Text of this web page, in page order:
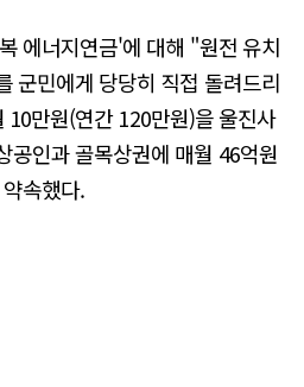
에너지연금'에 대해 "원전 유치
군민에게 당당히 직접 돌려드리
만원(연간 120만원)을 울진사
공인과 골목상권에 매월 46억원
속했다.